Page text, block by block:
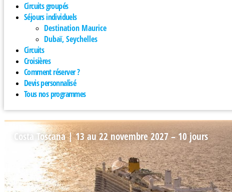
Circuits groupés
Séjours individuels
Destination Maurice
Dubaï, Seychelles
Circuits
Croisières
Comment réserver ?
Devis personnalisé
Tous nos programmes
Costa Toscana | 13 au 22 novembre 2027 – 10 jours